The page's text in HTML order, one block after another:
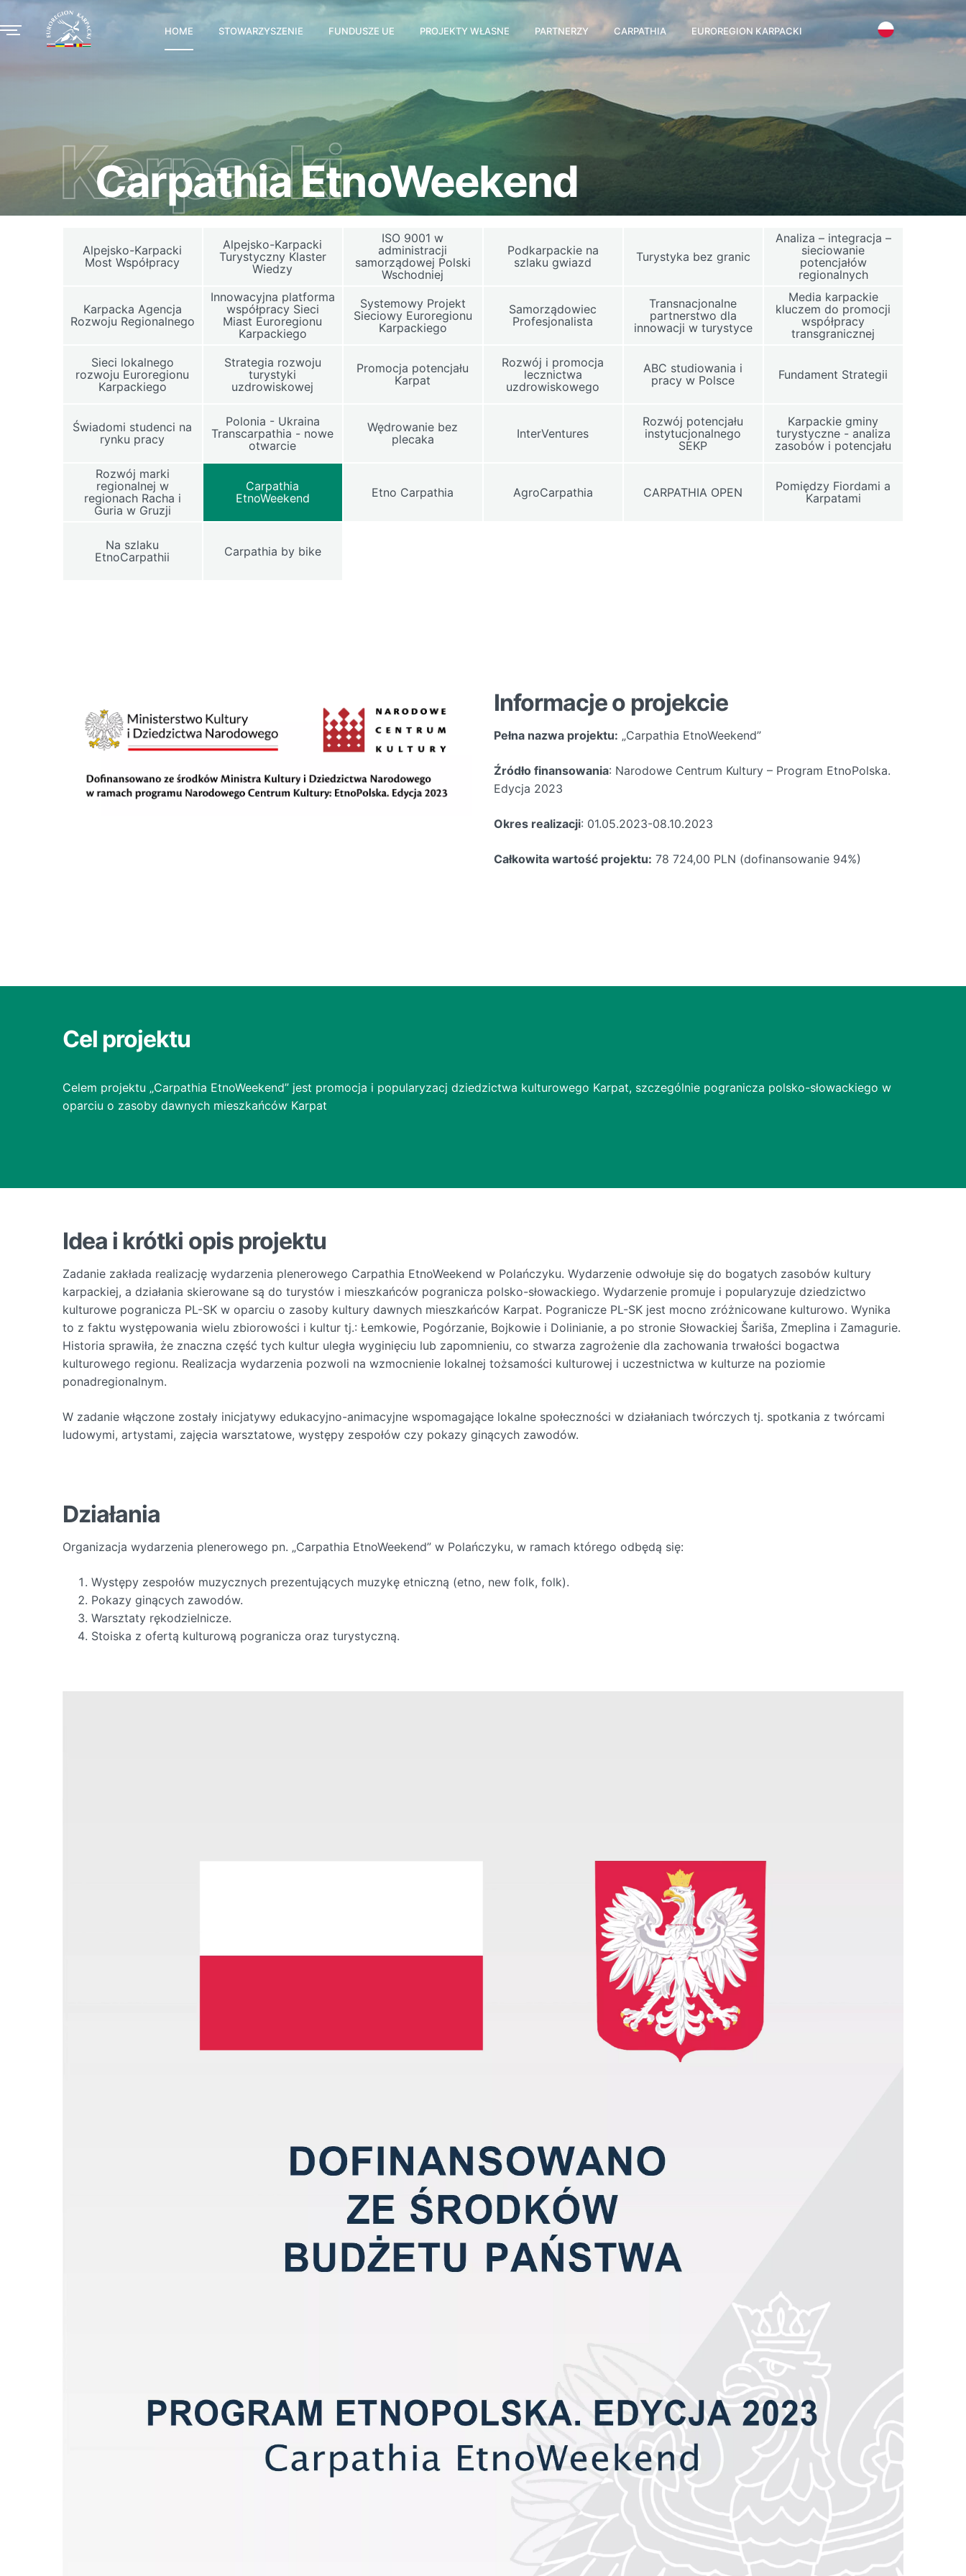
HOME STOWARZYSZENIE FUNDUSZE UE PROJEKTY WŁASNE PARTNERZY CARPATHIA EUROREGION KARPACKI
Karpacki
Carpathia EtnoWeekend
Alpejsko-Karpacki
Most Współpracy
Alpejsko-Karpacki
Turystyczny Klaster
Wiedzy
ISO 9001 w
administracji
samorządowej Polski
Wschodniej
Podkarpackie na
szlaku gwiazd
Turystyka bez granic
Analiza – integracja –
sieciowanie
potencjałów
regionalnych
Karpacka Agencja
Rozwoju Regionalnego
Innowacyjna platforma
współpracy Sieci
Miast Euroregionu
Karpackiego
Systemowy Projekt
Sieciowy Euroregionu
Karpackiego
Samorządowiec
Profesjonalista
Transnacjonalne
partnerstwo dla
innowacji w turystyce
Media karpackie
kluczem do promocji
współpracy
transgranicznej
Sieci lokalnego
rozwoju Euroregionu
Karpackiego
Strategia rozwoju
turystyki
uzdrowiskowej
Promocja potencjału
Karpat
Rozwój i promocja
lecznictwa
uzdrowiskowego
ABC studiowania i
pracy w Polsce
Fundament Strategii
Świadomi studenci na
rynku pracy
Polonia - Ukraina
Transcarpathia - nowe
otwarcie
Wędrowanie bez
plecaka
InterVentures
Rozwój potencjału
instytucjonalnego
SEKP
Karpackie gminy
turystyczne - analiza
zasobów i potencjału
Rozwój marki
regionalnej w
regionach Racha i
Guria w Gruzji
Carpathia
EtnoWeekend
Etno Carpathia AgroCarpathia CARPATHIA OPEN
Pomiędzy Fiordami a
Karpatami
Na szlaku
EtnoCarpathii
Carpathia by bike
Informacje o projekcie
Pełna nazwa projektu: „Carpathia EtnoWeekend”
Źródło finansowania: Narodowe Centrum Kultury – Program EtnoPolska.
Edycja 2023
Okres realizacji: 01.05.2023-08.10.2023
Całkowita wartość projektu: 78 724,00 PLN (dofinansowanie 94%)
Cel projektu
Celem projektu „Carpathia EtnoWeekend” jest promocja i popularyzacj dziedzictwa kulturowego Karpat, szczególnie pogranicza polsko-słowackiego w
oparciu o zasoby dawnych mieszkańców Karpat
Idea i krótki opis projektu
Zadanie zakłada realizację wydarzenia plenerowego Carpathia EtnoWeekend w Polańczyku. Wydarzenie odwołuje się do bogatych zasobów kultury
karpackiej, a działania skierowane są do turystów i mieszkańców pogranicza polsko-słowackiego. Wydarzenie promuje i popularyzuje dziedzictwo
kulturowe pogranicza PL-SK w oparciu o zasoby kultury dawnych mieszkańców Karpat. Pogranicze PL-SK jest mocno zróżnicowane kulturowo. Wynika
to z faktu występowania wielu zbiorowości i kultur tj.: Łemkowie, Pogórzanie, Bojkowie i Dolinianie, a po stronie Słowackiej Šariša, Zmeplina i Zamagurie.
Historia sprawiła, że znaczna część tych kultur uległa wyginięciu lub zapomnieniu, co stwarza zagrożenie dla zachowania trwałości bogactwa
kulturowego regionu. Realizacja wydarzenia pozwoli na wzmocnienie lokalnej tożsamości kulturowej i uczestnictwa w kulturze na poziomie
ponadregionalnym.
W zadanie włączone zostały inicjatywy edukacyjno-animacyjne wspomagające lokalne społeczności w działaniach twórczych tj. spotkania z twórcami
ludowymi, artystami, zajęcia warsztatowe, występy zespołów czy pokazy ginących zawodów.
Działania
Organizacja wydarzenia plenerowego pn. „Carpathia EtnoWeekend” w Polańczyku, w ramach którego odbędą się:
Występy zespołów muzycznych prezentujących muzykę etniczną (etno, new folk, folk).
Pokazy ginących zawodów.
Warsztaty rękodzielnicze.
Stoiska z ofertą kulturową pogranicza oraz turystyczną.